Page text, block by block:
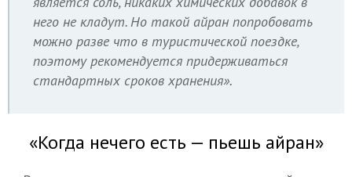
него не кладут. Но такой айран попробовать
можно разве что в туристической поездке,
поэтому рекомендуется придерживаться
стандартных сроков хранения».
«Когда нечего есть — пьешь айран»